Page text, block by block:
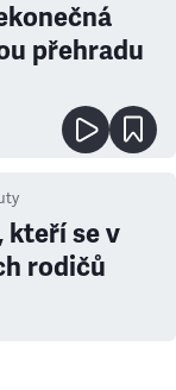
přehradu
kteří se v
rodičů